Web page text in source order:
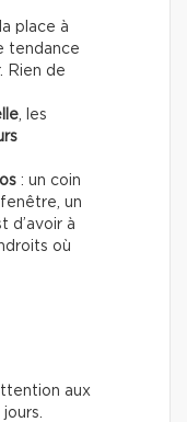
place à
tendance
Rien de
, les
: un coin
un
d’avoir à
où
aux